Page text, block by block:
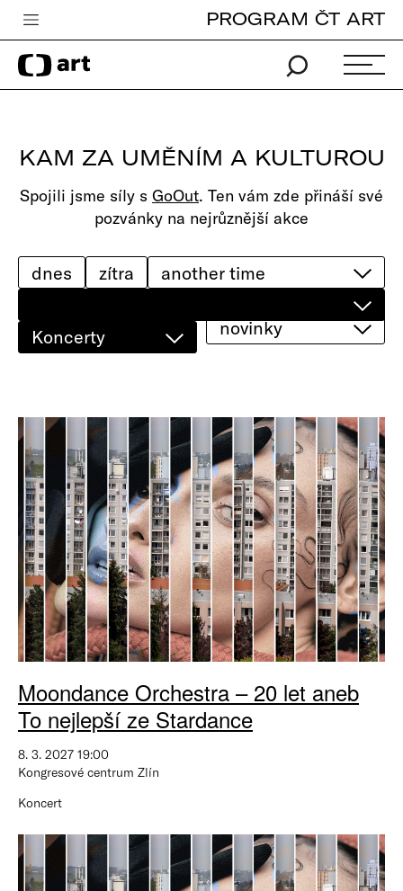
Česká televize
Zpravodajství
iVysílání
TV program
edu
PROGRAM ČT ART
KAM ZA UMĚNÍM A KULTUROU
Spojili jsme síly s GoOut. Ten vám zde přináší své
pozvánky na nejrůznější akce
Koncerty
dnes zítra
novinky
Moondance Orchestra – 20 let aneb
To nejlepší ze Stardance
8. 3. 2027 19:00
Kongresové centrum Zlín
Koncert